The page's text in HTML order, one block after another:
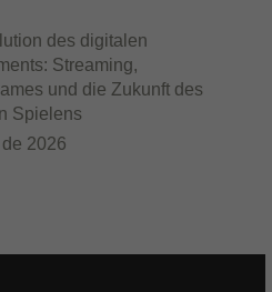
des digitalen
Streaming,
und die Zukunft des
Spielens
2026